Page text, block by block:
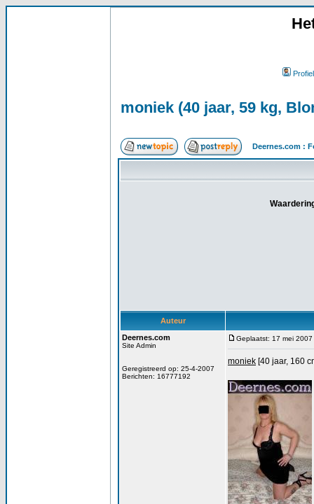
Profiel
moniek (40 jaar, 59 kg,
Deernes.com :
Auteur
Deernes.com
Site Admin
Geregistreerd op: 25-4-2007
Berichten: 16777192
Geplaatst: 17 mei
moniek [40 jaar, 160